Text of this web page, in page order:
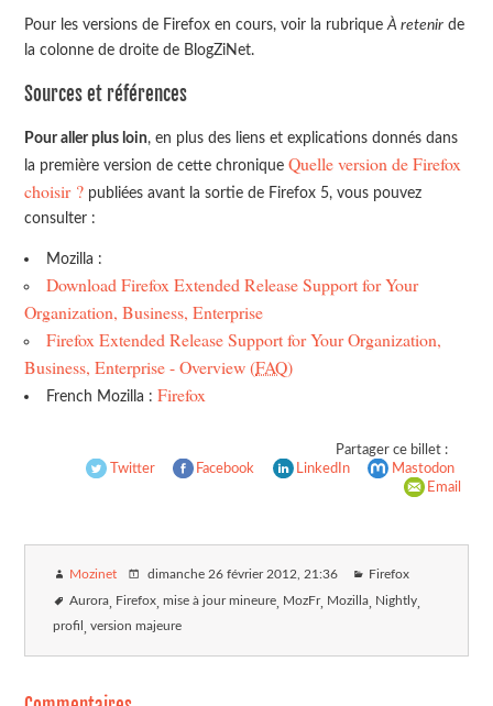
Pour les versions de Firefox en cours, voir la rubriqueÀ retenir de
la colonne de droite de BlogZiNet.
Sources et références
Pour aller plus loin, en plus des liens et explications donnés dans
la première version de cette chroniqueQuelle version de Firefox
choisir ? publiées avant la sortie de Firefox 5, vous pouvez
consulter :
Mozilla :
Download Firefox Extended Release Support for Your
Organization, Business, Enterprise
Firefox Extended Release Support for Your Organization,
Business, Enterprise - Overview (FAQ)
French Mozilla : Firefox
Partager ce billet :
Twitter
Facebook LinkedIn
Mastodon
Email
Mozinet dimanche 26 février 2012 , 21:36 Firefox
Aurora Firefox mise à jour mineure MozFr Mozilla Nightly
profil version majeure